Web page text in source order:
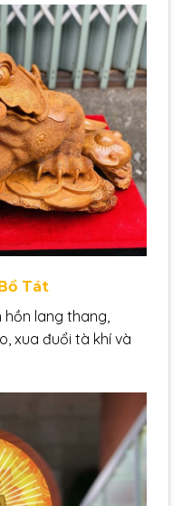
Tát
hồn lang thang,
xua đuổi tà khí và